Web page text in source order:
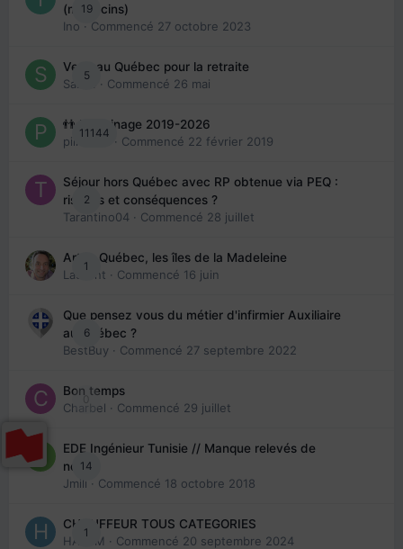
19
(médecins)
Ino · Commencé 27 octobre 2023
5
Venir au Québec pour la retraite
Sab74
· Commencé 26 mai
11144
👬 Parrainage 2019-2026
piinoush · Commencé 22 février 2019
2
Séjour hors Québec avec RP obtenue via PEQ :
risques et conséquences ?
Tarantino04 · Commencé 28 juillet
1
Arte : Québec, les îles de la Madeleine
Laurent · Commencé 16 juin
6
Que pensez vous du métier d'infirmier Auxiliaire
au Québec ?
BestBuy · Commencé 27 septembre 2022
0
Bon temps
Charbel · Commencé 29 juillet
14
EDE Ingénieur Tunisie // Manque relevés de
note
Jmili · Commencé 18 octobre 2018
1
CHAUFFEUR TOUS CATEGORIES
HAZEM · Commencé 20 septembre 2024